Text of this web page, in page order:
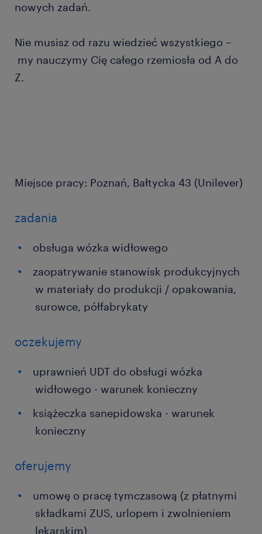
nowych zadań.
Nie musisz od razu wiedzieć wszystkiego –
my nauczymy Cię całego rzemiosła od A do
Z.
Miejsce pracy: Poznań, Bałtycka 43 (Unilever)
zadania
obsługa wózka widłowego
zaopatrywanie stanowisk produkcyjnych
w materiały do produkcji / opakowania,
surowce, półfabrykaty
oczekujemy
uprawnień UDT do obsługi wózka
widłowego - warunek konieczny
książeczka sanepidowska - warunek
konieczny
oferujemy
umowę o pracę tymczasową (z płatnymi
składkami ZUS, urlopem i zwolnieniem
lekarskim)